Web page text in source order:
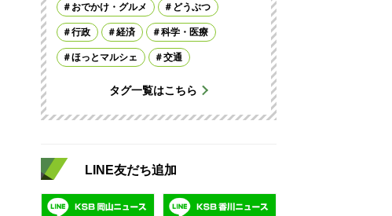
おでかけ・グルメ どうぶつ
行政 経済 科学・医療
ほっとマルシェ 交通
タグ一覧はこちら
LINE友だち追加